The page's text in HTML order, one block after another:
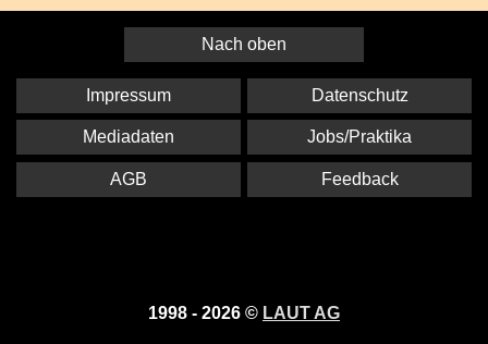
Nach oben
1998 - 2026 © LAUT AG
Impressum Datenschutz
Mediadaten Jobs/Praktika
AGB Feedback